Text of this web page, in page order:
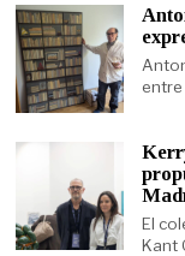
El
Kant